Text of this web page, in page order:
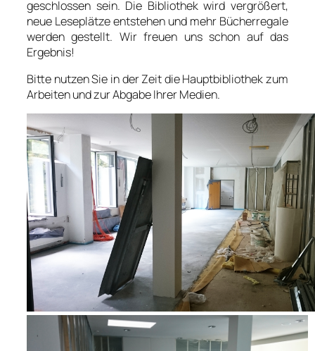
geschlossen sein. Die Bibliothek wird vergrößert,
neue Leseplätze entstehen und mehr Bücherregale
werden gestellt. Wir freuen uns schon auf das
Ergebnis!
Bitte nutzen Sie in der Zeit die Hauptbibliothek zum
Arbeiten und zur Abgabe Ihrer Medien.